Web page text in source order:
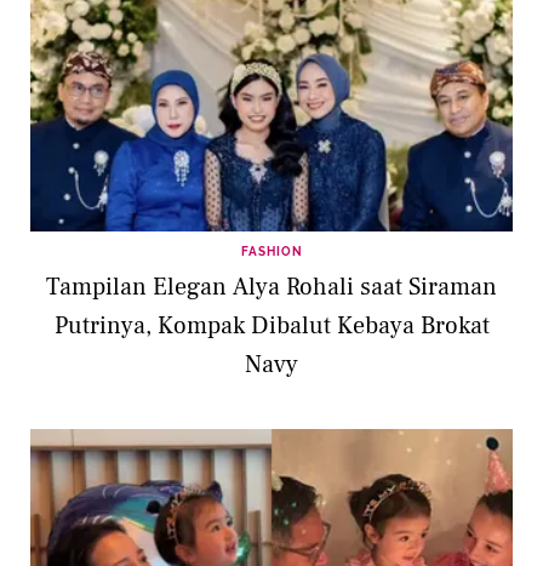
FASHION
Tampilan Elegan Alya Rohali saat Siraman
Putrinya, Kompak Dibalut Kebaya Brokat
Navy